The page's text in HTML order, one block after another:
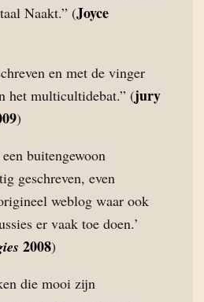
Naakt.” (Joyce
en met de vinger
het multicultidebat.” (jury
)
buitengewoon
geschreven, even
weblog waar ook
er vaak toe doen.’
2008)
die mooi zijn